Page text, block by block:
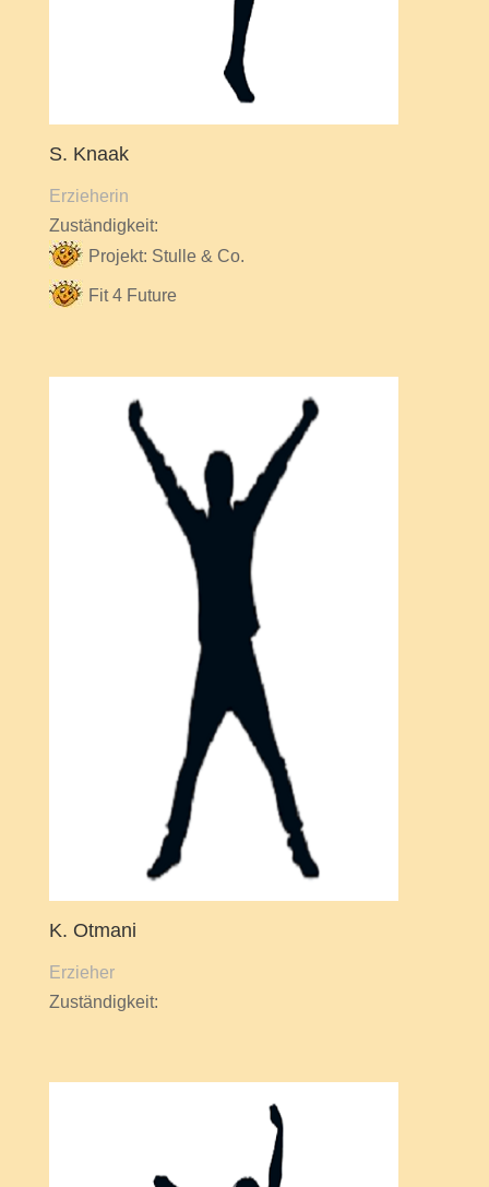
S. Knaak
Erzieherin
Zuständigkeit:
Projekt: Stulle & Co.
Fit 4 Future
K. Otmani
Erzieher
Zuständigkeit: